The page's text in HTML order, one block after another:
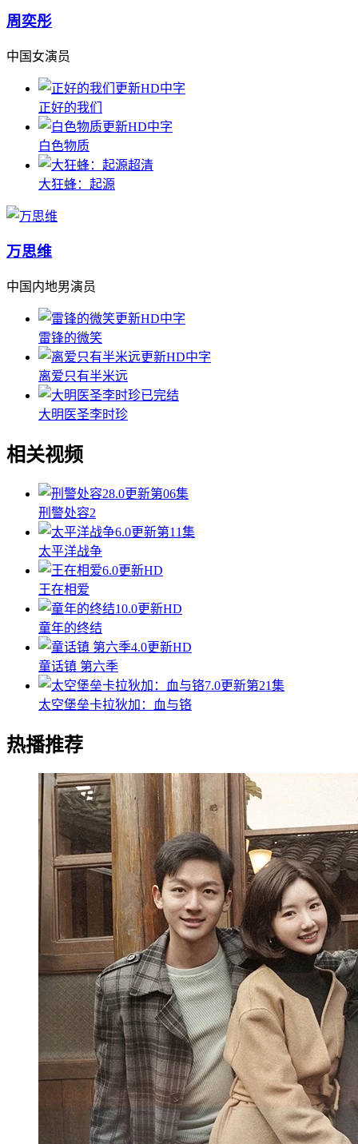
周奕彤
中国女演员
更新HD中字
正好的我们
更新HD中字
白色物质
超清
大狂蜂：起源
万思维
中国内地男演员
更新HD中字
雷锋的微笑
更新HD中字
离爱只有半米远
已完结
大明医圣李时珍
相关视频
8.0更新第06集
刑警处容2
6.0更新第11集
太平洋战争
6.0更新HD
王在相爱
10.0更新HD
童年的终结
4.0更新HD
童话镇 第六季
7.0更新第21集
太空堡垒卡拉狄加：血与铬
热播推荐